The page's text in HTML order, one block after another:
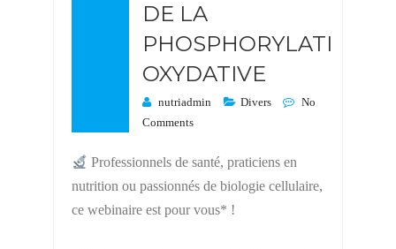
DE LA
PHOSPHORYLATION
OXYDATIVE
nutriadmin Divers
No
Comments
Professionnels de santé, praticiens en
nutrition ou passionnés de biologie cellulaire,
ce webinaire est pour vous* !